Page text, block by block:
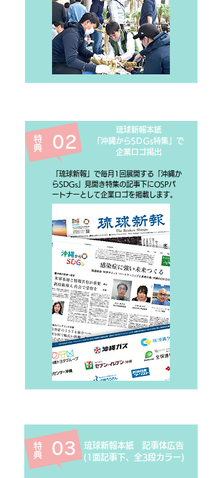
特典 02
琉球新報本紙
「沖縄からSDGs特集」で
​企業ロゴ掲出
「琉球新報」で毎月1回展開する「沖縄か
らSDGs」見開き特集の記事下にOSPパ
ートナーとして企業ロゴを掲載します。
03
特典
​琉球新報本紙 記事体広告
(1面記事下、全3段カラー)